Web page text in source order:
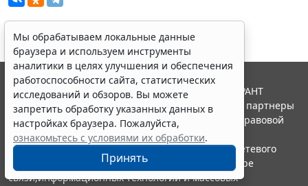
Мы обрабатываем локальные данные
браузера и используем инструменты
аналитики в целях улучшения и обеспечения
работоспособности сайта, статистических
исследований и обзоров. Вы можете
запретить обработку указанных данных в
настройках браузера. Пожалуйста,
ознакомьтесь с условиями их обработки.
Принять
© ООО "НПП "ГАРАНТ-СЕРВИС", 2026. Система ГАРАНТ
выпускается с 1990 года. Компания "Гарант" и ее партнеры
являются участниками Российской ассоциации правовой
информации ГАРАНТ.
Портал ГАРАНТ.РУ зарегистрирован в качестве сетевого
издания Федеральной службой по надзору в сфере
связи,информационных технологий и массовых